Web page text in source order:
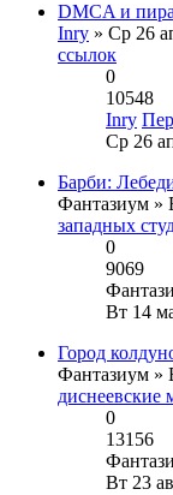
DMCA и
Inry » Ср 26
ссылок
0
10548
Inry
Ср 26
Барби:
Фантазиум »
западных
0
9069
Вт 14
Город
Фантазиум »
диснеевские
0
13156
Вт 23